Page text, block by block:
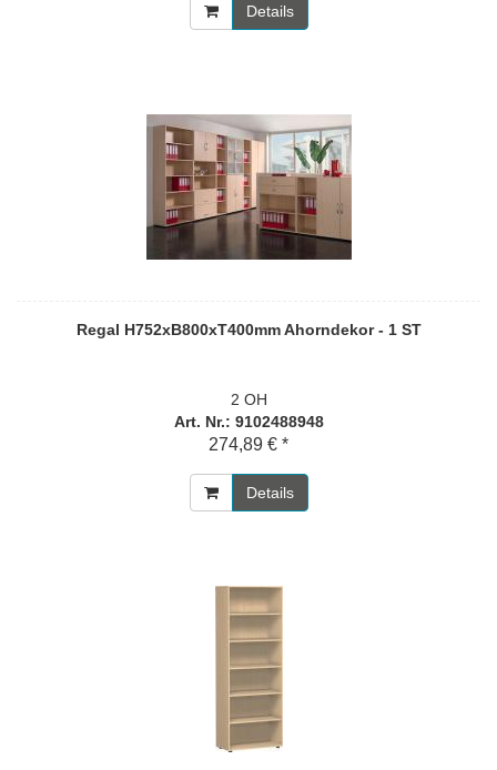
Details
Regal H752xB800xT400mm Ahorndekor - 1 ST
2 OH
Art. Nr.: 9102488948
274,89 € *
Details